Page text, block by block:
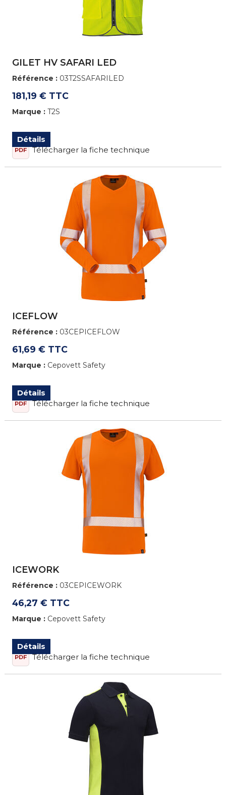
GILET HV SAFARI LED
Référence :03T2SSAFARILED
181,19 € TTC
Marque : T2S
Détails
PDF Télécharger la fiche technique
ICEFLOW
Référence :03CEPICEFLOW
61,69 € TTC
Marque : Cepovett Safety
Détails
PDF Télécharger la fiche technique
ICEWORK
Référence :03CEPICEWORK
46,27 € TTC
Marque : Cepovett Safety
Détails
PDF Télécharger la fiche technique